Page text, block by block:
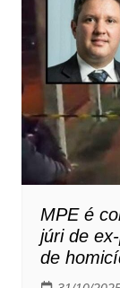
MPE é
júri de
de